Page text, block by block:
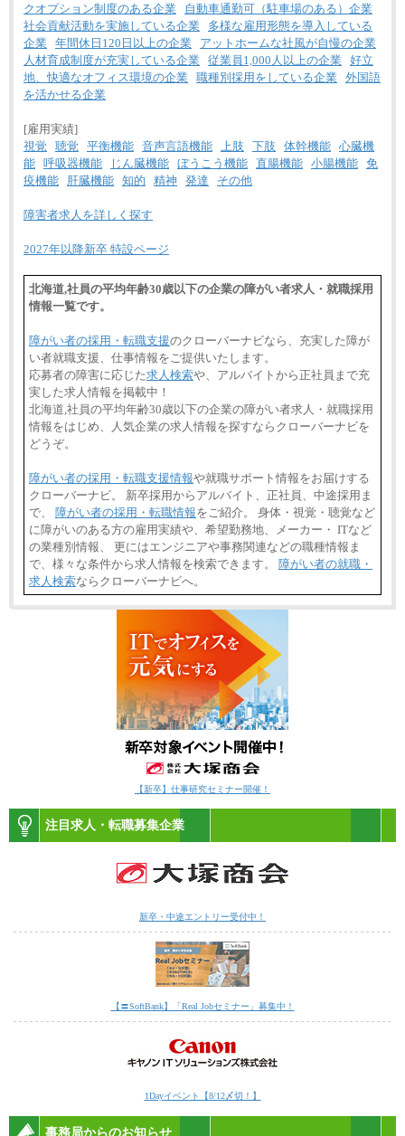
クオプション制度のある企業
自動車通勤可（駐車場のある）企業
社会貢献活動を実施している企業
多様な雇用形態を導入している
企業 年間休日120日以上の企業
アットホームな社風が自慢の企業
人材育成制度が充実している企業 従業員1,000人以上の企業 好立
地、快適なオフィス環境の企業 職種別採用をしている企業 外国語
を活かせる企業
[雇用実績]
視覚
聴覚 平衡機能 音声言語機能 上肢 下肢 体幹機能 心臓機
能 呼吸器機能 じん臓機能 ぼうこう機能 直腸機能 小腸機能 免
疫機能
肝臓機能 知的 精神 発達 その他
障害者求人を詳しく探す
2027年以降新卒 特設ページ
北海道,社員の平均年齢30歳以下の企業の障がい者求人・就職採用
情報一覧です。
障がい者の採用・転職支援のクローバーナビなら、充実した障が
い者就職支援、仕事情報をご提供いたします。
応募者の障害に応じた求人検索や、アルバイトから正社員まで充
実した求人情報を掲載中！
北海道,社員の平均年齢30歳以下の企業の障がい者求人・就職採用
情報をはじめ、人気企業の求人情報を探すならクローバーナビを
どうぞ。
障がい者の採用・転職支援情報や就職サポート情報をお届けする
クローバーナビ。 新卒採用からアルバイト、正社員、中途採用ま
で、 障がい者の採用・転職情報をご紹介。 身体・視覚・聴覚など
に障がいのある方の雇用実績や、希望勤務地、メーカー・ ITなど
の業種別情報、 更にはエンジニアや事務関連などの職種情報ま
で、様々な条件から求人情報を検索できます。 障がい者の就職・
求人検索ならクローバーナビへ。
【新卒】仕事研究セミナー開催！
注目求人・転職募集企業
新卒・中途エントリー受付中！
【〓SoftBank】「Real Jobセミナー」募集中！
1Dayイベント【8/12〆切！】
事務局からのお知らせ